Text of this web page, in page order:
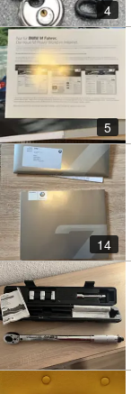
4
5
14